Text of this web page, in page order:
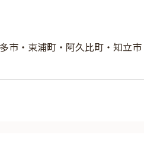
市・東浦町・阿久比町・知立市